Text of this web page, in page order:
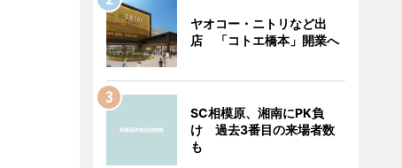
ヤオコー・ニトリなど出
店 「コトエ橋本」開業へ
SC相模原、湘南にPK負
け 過去3番目の来場者数
も